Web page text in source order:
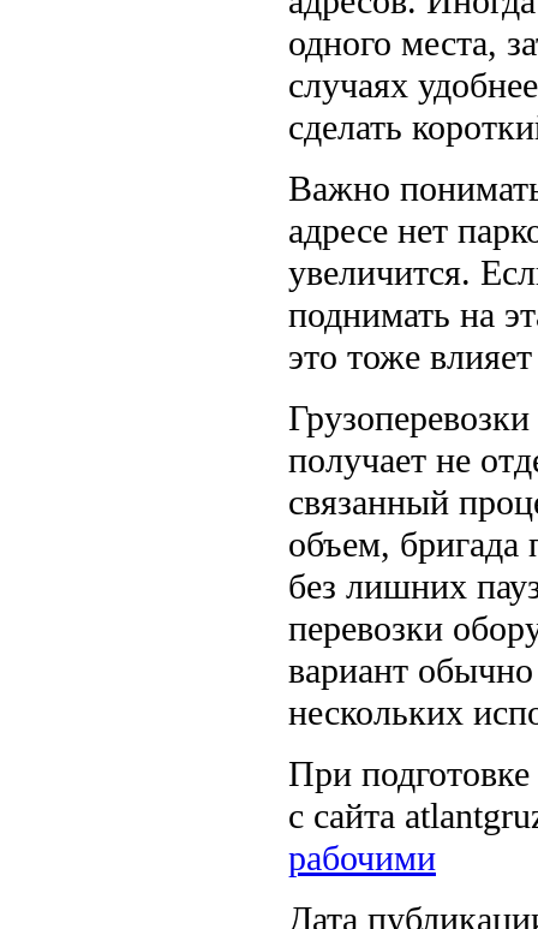
одного места,
случаях
сделать
Важно
адресе нет
увеличится.
поднимать на
это тоже
получает не
связанный
объем, бригада
без лишних
перевозки
вариант
нескольких
При
с сайта
рабочими
Дата